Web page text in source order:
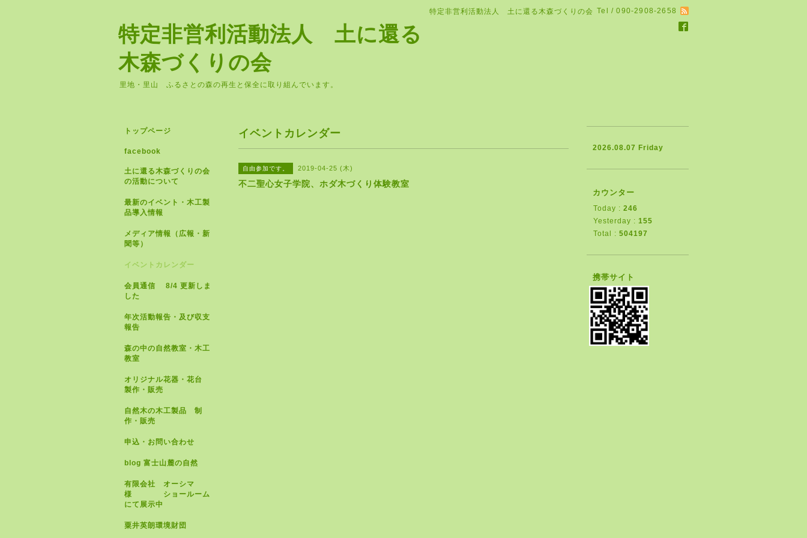
特定非営利活動法人 土に還る木森づくりの会 Tel / 090-2908-2658
特定非営利活動法人 土に還る
木森づくりの会
里地・里山 ふるさとの森の再生と保全に取り組んでいます。
イベントカレンダー
自由参加です。 2019-04-25 (木)
不二聖心女子学院、ホダ木づくり体験教室
トップページ
facebook
土に還る木森づくりの会
の活動について
最新のイベント・木工製
品導入情報
メディア情報（広報・新
聞等）
イベントカレンダー
会員通信 8/4 更新しま
した
年次活動報告・及び収支
報告
森の中の自然教室・木工
教室
オリジナル花器・花台
製作・販売
自然木の木工製品 制
作・販売
申込・お問い合わせ
blog 富士山麓の自然
有限会社 オーシマ
様 ショールーム
にて展示中
粟井英朗環境財団
2026.08.07 Friday
カウンター
Today : 246
Yesterday : 155
Total : 504197
携帯サイト